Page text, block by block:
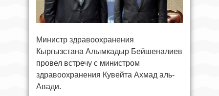
Министр здравоохранения
Кыргызстана Алымкадыр Бейшеналиев
провел встречу с министром
здравоохранения Кувейта Ахмад аль-
Авади.